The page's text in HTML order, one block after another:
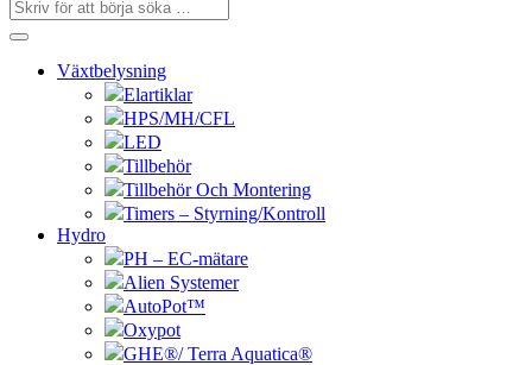
Växtbelysning
Elartiklar
HPS/MH/CFL
LED
Tillbehör
Tillbehör Och Montering
Timers – Styrning/Kontroll
Hydro
PH – EC-mätare
Alien Systemer
AutoPot™
Oxypot
GHE®/ Terra Aquatica®